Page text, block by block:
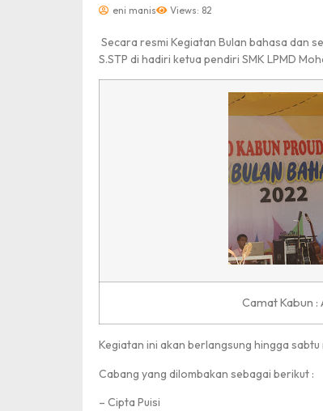
eni manis Views: 82
Secara resmi Kegiatan Bulan bahasa dan
S.STP di hadiri ketua pendiri SMK LPMD
Camat Kabun :
Kegiatan ini akan berlangsung hingga
Cabang yang dilombakan sebagai berikut :
– Cipta Puisi